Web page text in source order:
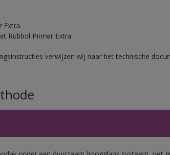
Extra.
Rubbol Primer Extra.
verwijzen wij naar het technische